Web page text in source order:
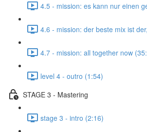
4.5 - mission: es kann nur einen
4.6 - mission: der beste mix ist
4.7 - mission: all together now
level 4 - outro (1:54)
STAGE 3 - Mastering
stage 3 - intro (2:16)